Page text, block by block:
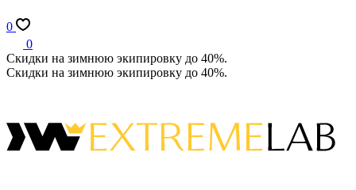
0
0
Скидки на зимнюю экипировку до 40%.
Скидки на зимнюю экипировку до 40%.